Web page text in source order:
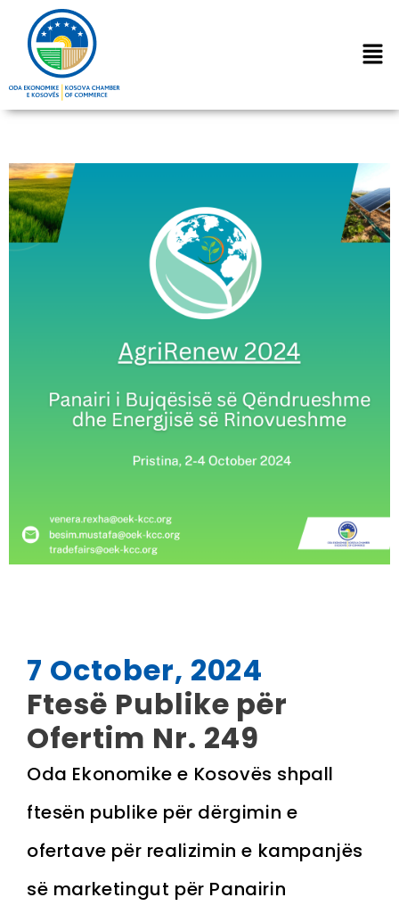
7 October, 2024
Ftesë Publike për
Ofertim Nr. 249
Oda Ekonomike e Kosovës shpall
ftesën publike për dërgimin e
ofertave për realizimin e kampanjës
së marketingut për Panairin